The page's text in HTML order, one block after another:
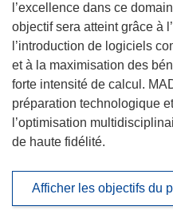
l’excellence dans ce
objectif sera atteint grâce à
l’introduction de logiciels
et à la maximisation des
forte intensité de calcul.
préparation technologique
l’optimisation
de haute fidélité.
Afficher les objectifs du